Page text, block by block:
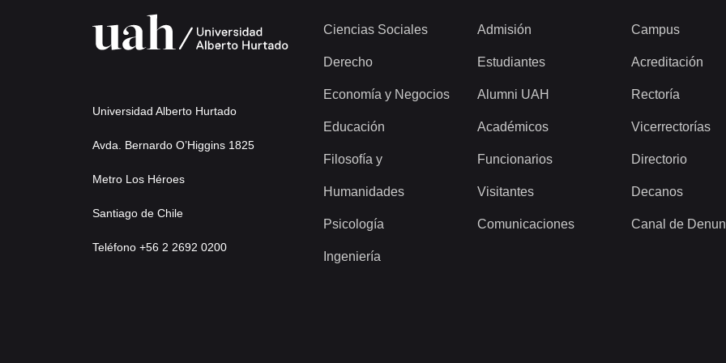
Universidad Alberto Hurtado
Avda. Bernardo O’Higgins 1825
Metro Los Héroes
Santiago de Chile
Teléfono +56 2 2692 0200
Ciencias Sociales
Derecho
Economía y Negocios
Educación
Filosofía y
Humanidades
Psicología
Ingeniería
Admisión
Estudiantes
Alumni UAH
Académicos
Funcionarios
Visitantes
Comunicaciones
Campus
Acreditación
Rectoría
Vicerrectorías
Directorio
Decanos
Canal de